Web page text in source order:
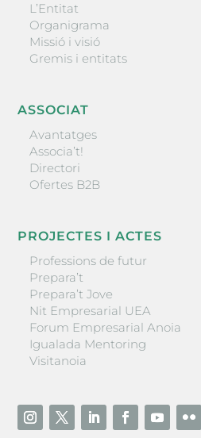
L’Entitat
Organigrama
Missió i visió
Gremis i entitats
ASSOCIAT
Avantatges
Associa’t!
Directori
Ofertes B2B
PROJECTES I ACTES
Professions de futur
Prepara’t
Prepara’t Jove
Nit Empresarial UEA
Forum Empresarial Anoia
Igualada Mentoring
Visitanoia